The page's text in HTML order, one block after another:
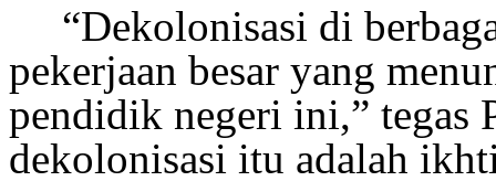
“Dekolonisasi di
pekerjaan besar yang
pendidik negeri ini,” tegas
dekolonisasi itu adalah